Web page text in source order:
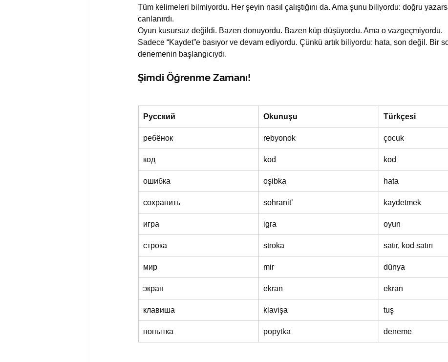
Tüm kelimeleri bilmiyordu. Her şeyin nasıl çalıştığını da. Ama şunu biliyordu: doğru
canlanırdı.
Oyun kusursuz değildi. Bazen donuyordu. Bazen küp düşüyordu. Ama o vazgeçmiyordu.
Sadece “Kaydet”e basıyor ve devam ediyordu. Çünkü artık biliyordu: hata, son değil. Bir
denemenin başlangıcıydı.
Şimdi Öğrenme Zamanı!
Русский Okunuşu Türkçesi
ребёнок rebyonok çocuk
код kod kod
ошибка oşibka hata
сохранить sohranit’ kaydetmek
игра igra oyun
строка stroka satır, kod satırı
мир mir dünya
экран ekran ekran
клавиша klavişa tuş
попытка popytka deneme